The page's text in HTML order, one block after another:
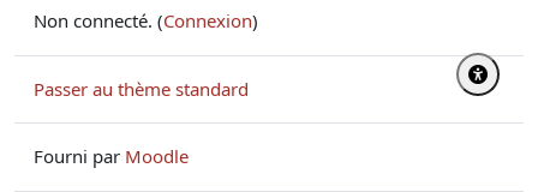
Non connecté. (Connexion)
Passer au thème standard
Fourni par Moodle